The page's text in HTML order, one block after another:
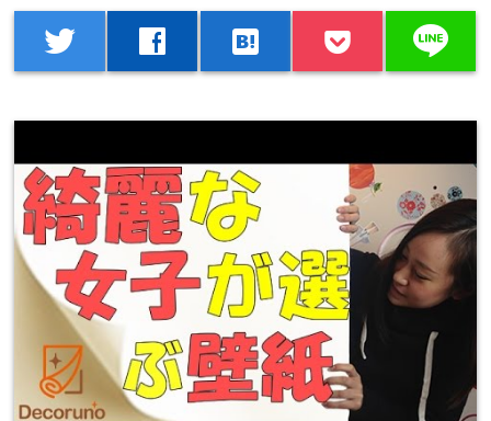
twitter facebook hatenabookmark line